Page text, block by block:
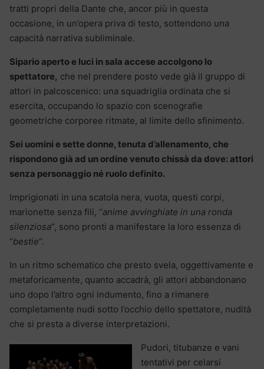
tratti propri della Dante che, ancor più in questa
occasione, in un’opera priva di testo, sottendono una
capacità narrativa subliminale.
Sipario aperto e luci in sala accese accolgono lo
spettatore, che nel prendere posto vede già il gruppo di
attori in palcoscenico: una squadriglia ordinata che si
esercita, occupando lo spazio con scenografie
geometriche corporee ritmate, al limite dello sfinimento.
Sei uomini e sette donne, tenuta d’allenamento, che
rispondono già ad un ordine venuto chissà da dove: attori
senza personaggio né ruolo definito.
Imprigionati in una scatola nera, vuota, questi corpi,
marionette senza fili, “anime avvinghiate in una ronda
silenziosa“, sono pronti a manifestare la loro essenza di
“bestie“.
In un ritmo schematico che presto svela, oggettivamente e
metaforicamente, quanto accadrà, gli attori abbandonano
uno dopo l’altro ogni indumento, fino a rimanere
completamente nudi sotto l’occhio dello spettatore, nudità
che si presta a diverse interpretazioni.
Pudori, titubanze e vani
tentativi per celarsi